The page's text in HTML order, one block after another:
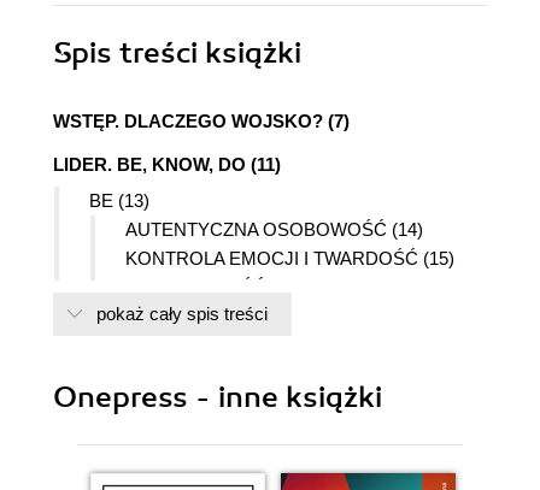
Spis treści książki
WSTĘP. DLACZEGO WOJSKO? (7)
LIDER. BE, KNOW, DO (11)
BE (13)
AUTENTYCZNA OSOBOWOŚĆ (14)
KONTROLA EMOCJI I TWARDOŚĆ (15)
PRECYZYJNOŚĆ (19)
AUTODYSCYPLINA (24)
pokaż cały spis treści
Onepress - inne książki